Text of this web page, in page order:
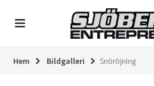
Hem Bildgalleri Snöröjning